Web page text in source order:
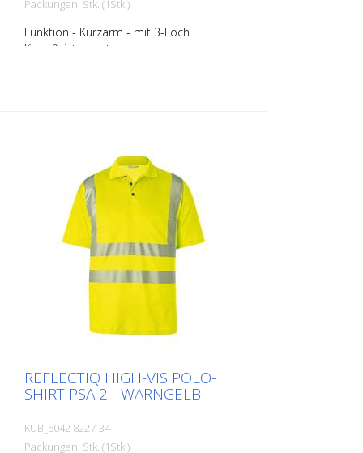
Packungen: Stk. (1Stk.)
Funktion - Kurzarm - mit 3-Loch
Knopfleiste - mit segmentierten
Schutzfaktor 40+ gemäß EN 13758
schützt vor starker Sonnenstrahlung
Größen - XS - S - M - L - XL - XXL - 3XL - 4
XL Materialien: - 50 % Baumwolle, 50 %
Polyester, ca. 180 g/m2 Im Moment sind
noch nicht alle Produkte in allen
Farbvariationen und Größen hinterlegt.
Bei Bedarf fragen Sie bitte das
entsprechende Produkt bei uns an.
REFLECTIQ HIGH-VIS POLO-
SHIRT PSA 2 - WARNGELB
KUB_5042 8227-34
Packungen: Stk. (1Stk.)